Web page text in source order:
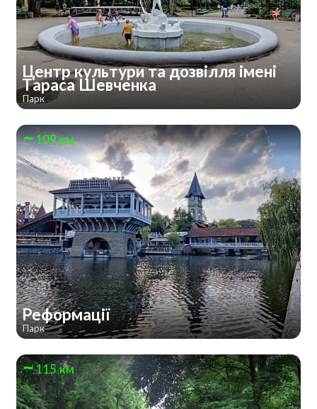
Центр культури та дозвілля імені
Тараса Шевченка
Парк
109 км
Реформації
Парк
115 км